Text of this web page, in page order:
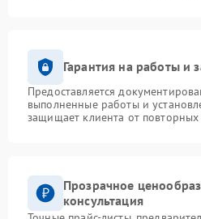
Гарантия на работы и
Предоставляется
выполненные работы и
защищает клиента от повторных
Прозрачное
консультация